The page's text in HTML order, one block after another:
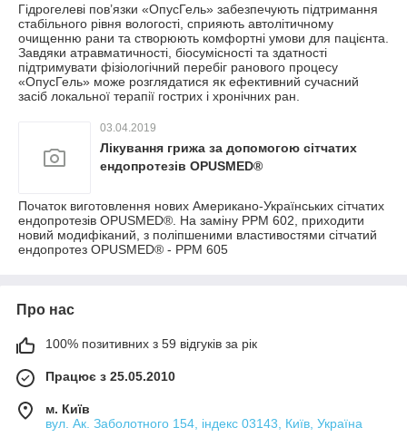
Гідрогелеві пов’язки «ОпусГель» забезпечують підтримання
стабільного рівня вологості, сприяють автолітичному
очищенню рани та створюють комфортні умови для пацієнта.
Завдяки атравматичності, біосумісності та здатності
підтримувати фізіологічний перебіг ранового процесу
«ОпусГель» може розглядатися як ефективний сучасний
засіб локальної терапії гострих і хронічних ран.
03.04.2019
Лікування грижа за допомогою сітчатих
ендопротезів OPUSMED®
Початок виготовлення нових Американо-Українських сітчатих
ендопротезів OPUSMED®. На заміну РРМ 602, приходити
новий модифіканий, з поліпшеними властивостями сітчатий
ендопротез OPUSMED® - РРМ 605
Про нас
100% позитивних з 59 відгуків за рік
Працює з 25.05.2010
м. Київ
вул. Ак. Заболотного 154, індекс 03143, Київ, Україна